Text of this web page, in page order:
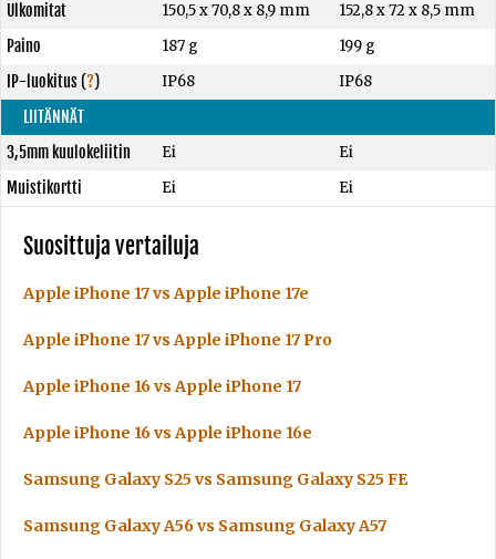
Ulkomitat
150,5 x 70,8 x 8,9 mm
152,8 x 72 x 8,5 mm
Paino
187 g
199 g
IP-luokitus(?) IP68
IP68
LIITÄNNÄT
3,5mm kuulokeliitin
Ei
Ei
Muistikortti
Ei Ei
Suosittuja vertailuja
Apple iPhone 17 vs Apple iPhone 17e
Apple iPhone 17 vs Apple iPhone 17 Pro
Apple iPhone 16 vs Apple iPhone 17
Apple iPhone 16 vs Apple iPhone 16e
Samsung Galaxy S25 vs Samsung Galaxy S25 FE
Samsung Galaxy A56 vs Samsung Galaxy A57